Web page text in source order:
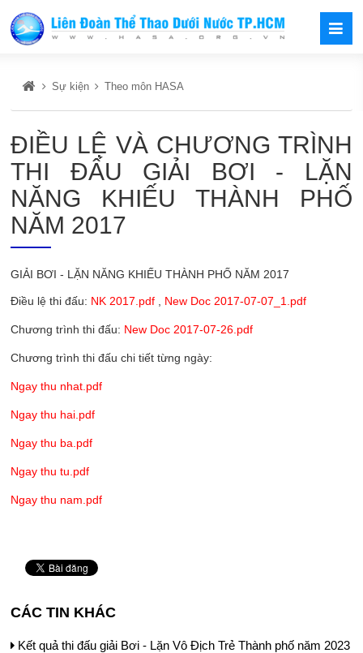
Sự kiện Theo môn HASA
ĐIỀU LỆ VÀ CHƯƠNG TRÌNH
THI ĐẤU GIẢI BƠI - LẶN
NĂNG KHIẾU THÀNH PHỐ
NĂM 2017
GIẢI BƠI - LẶN NĂNG KHIẾU THÀNH PHỐ NĂM 2017
Điều lệ thi đấu: NK 2017.pdf New Doc 2017-07-07_1.pdf
Chương trình thi đấu: New Doc 2017-07-26.pdf
Chương trình thi đấu chi tiết từng ngày:
Ngay thu nhat.pdf
Ngay thu hai.pdf
Ngay thu ba.pdf
Ngay thu tu.pdf
Ngay thu nam.pdf
CÁC TIN KHÁC
Kết quả thi đấu giải Bơi - Lặn Vô Địch Trẻ Thành phố năm 2023